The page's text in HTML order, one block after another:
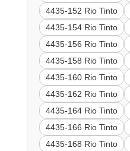
4435-152 Rio Tinto
4435-154 Rio Tinto
4435-156 Rio Tinto
4435-158 Rio Tinto
4435-160 Rio Tinto
4435-162 Rio Tinto
4435-164 Rio Tinto
4435-166 Rio Tinto
4435-168 Rio Tinto